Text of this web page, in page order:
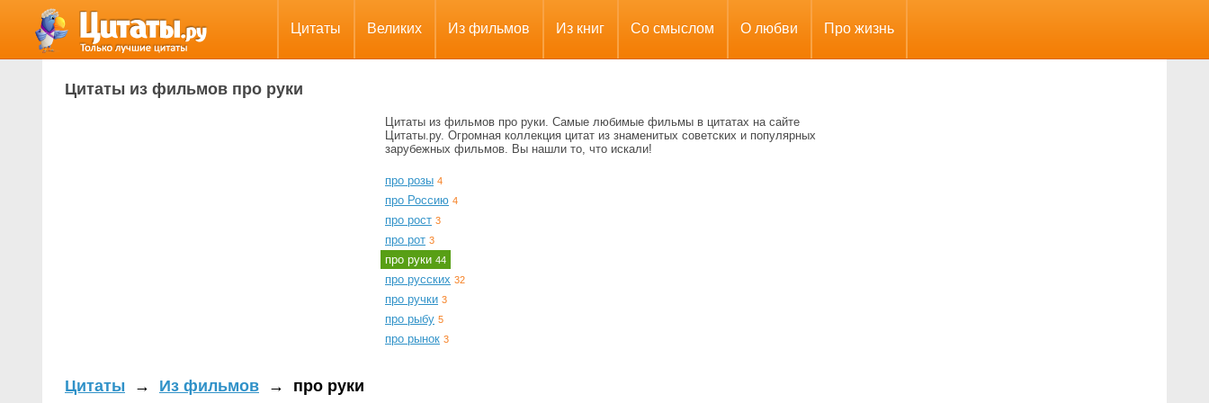
Цитаты Великих Из фильмов Из книг Со смыслом О любви Про жизнь
Цитаты из фильмов про руки
Цитаты из фильмов про руки. Самые любимые фильмы в цитатах на сайте
Цитаты.ру. Огромная коллекция цитат из знаменитых советских и популярных
зарубежных фильмов. Вы нашли то, что искали!
про розы 4
про Россию 4
про рост 3
про рот 3
про руки 44
про русских 32
про ручки 3
про рыбу 5
про рынок 3
Цитаты → Из фильмов → про руки